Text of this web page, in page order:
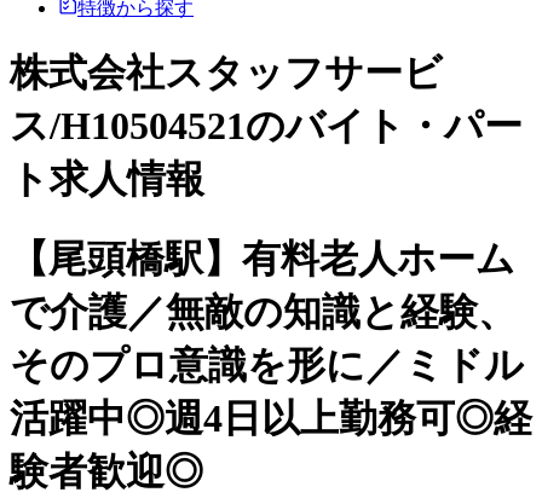
特徴から探す
株式会社スタッフサービ
ス/H10504521のバイト・パー
ト求人情報
【尾頭橋駅】有料老人ホーム
で介護／無敵の知識と経験、
そのプロ意識を形に／ミドル
活躍中◎週4日以上勤務可◎経
験者歓迎◎